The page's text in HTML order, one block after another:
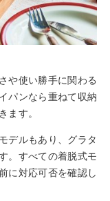
や使い勝手に関わる
パンなら重ねて収納
ます。
デルもあり、グラタ
。すべての着脱式モ
に対応可否を確認し